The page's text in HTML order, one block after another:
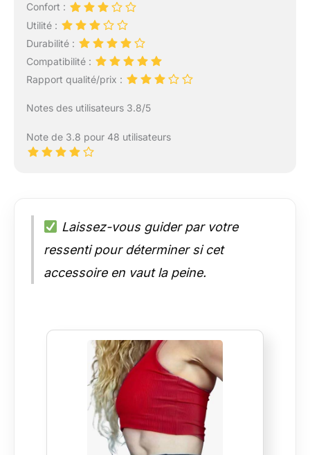
Confort :
Utilité :
Durabilité :
Compatibilité :
Rapport qualité/prix :
Notes des utilisateurs 3.8/5
Note de 3.8 pour 48 utilisateurs
Laissez-vous guider par votre
ressenti pour déterminer si cet
accessoire en vaut la peine.